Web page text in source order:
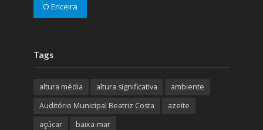
O Ericeira
Tags
altura média altura significativa
ambiente
Auditório Municipal Beatriz Costa
azeite
açúcar
baixa-mar